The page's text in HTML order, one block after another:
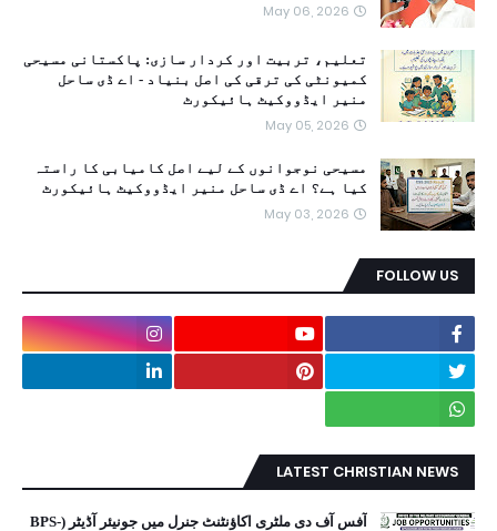
May 06, 2026
تعلیم، تربیت اور کردار سازی: پاکستانی مسیحی
کمیونٹی کی ترقی کی اصل بنیاد - اے ڈی ساحل
منیر ایڈووکیٹ ہائیکورٹ
May 05, 2026
مسیحی نوجوانوں کے لیے اصل کامیابی کا راستہ
کیا ہے؟ اے ڈی ساحل منیر ایڈووکیٹ ہائیکورٹ
May 03, 2026
FOLLOW US
LATEST CHRISTIAN NEWS
آفس آف دی ملٹری اکاؤنٹنٹ جنرل میں جونیئر آڈیٹر (BPS-